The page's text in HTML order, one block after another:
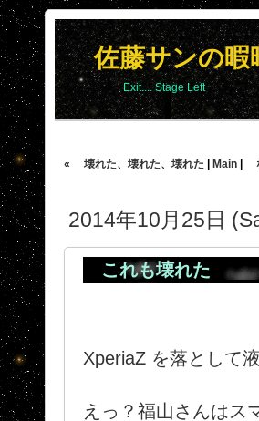
佐藤サンの暇
Exit.... Stage Left
« 壊れた、壊れた、壊れた Main
2014年10月25日
これも壊れた
XperiaZ を落として
えっ？福山さんはス